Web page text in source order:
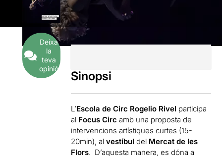
Deixa
la
teva
opinió
Sinopsi
L’Escola de Circ Rogelio Rivel participa
al Focus Circ amb una proposta de
intervencions artístiques curtes (15-
20min), alvestíbul del Mercat de les
Flors. D’aquesta manera, es dóna a